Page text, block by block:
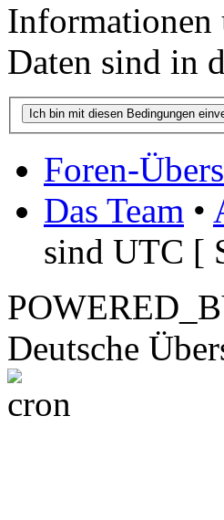
Informationen
Daten sind in
Foren-
Das Team •
sind UTC [
Deutsche